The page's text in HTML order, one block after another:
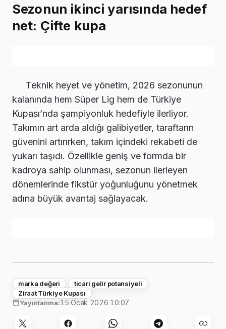
Sezonun ikinci yarısında hedef
net: Çifte kupa
Teknik heyet ve yönetim, 2026 sezonunun
kalanında hem Süper Lig hem de Türkiye
Kupası’nda şampiyonluk hedefiyle ilerliyor.
Takımın art arda aldığı galibiyetler, taraftarın
güvenini artırırken, takım içindeki rekabeti de
yukarı taşıdı. Özellikle geniş ve formda bir
kadroya sahip olunması, sezonun ilerleyen
dönemlerinde fikstür yoğunluğunu yönetmek
adına büyük avantaj sağlayacak.
marka değeri
ticari gelir potansiyeli
Ziraat Türkiye Kupası
Yayınlanma:15 Ocak 2026 10:07